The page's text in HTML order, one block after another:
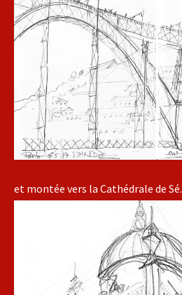
et montée vers la Cathédrale de Sé.